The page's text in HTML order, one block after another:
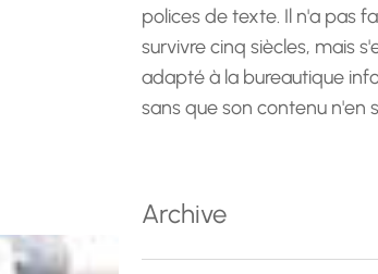
polices de texte. Il n'a pas
survivre cinq siècles, mais
adapté à la bureautique
sans que son contenu n'en
Archive